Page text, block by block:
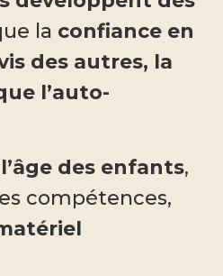
la confiance en
des autres, la
l’auto-
des enfants,
compétences,